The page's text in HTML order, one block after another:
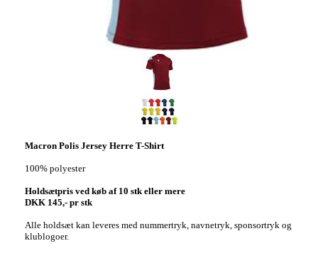
Macron Polis Jersey Herre T-Shirt
100% polyester
Holdsætpris ved køb af 10 stk eller mere
DKK 145,- pr stk
Alle holdsæt kan leveres med nummertryk, navnetryk, sponsortryk og
klublogoer.